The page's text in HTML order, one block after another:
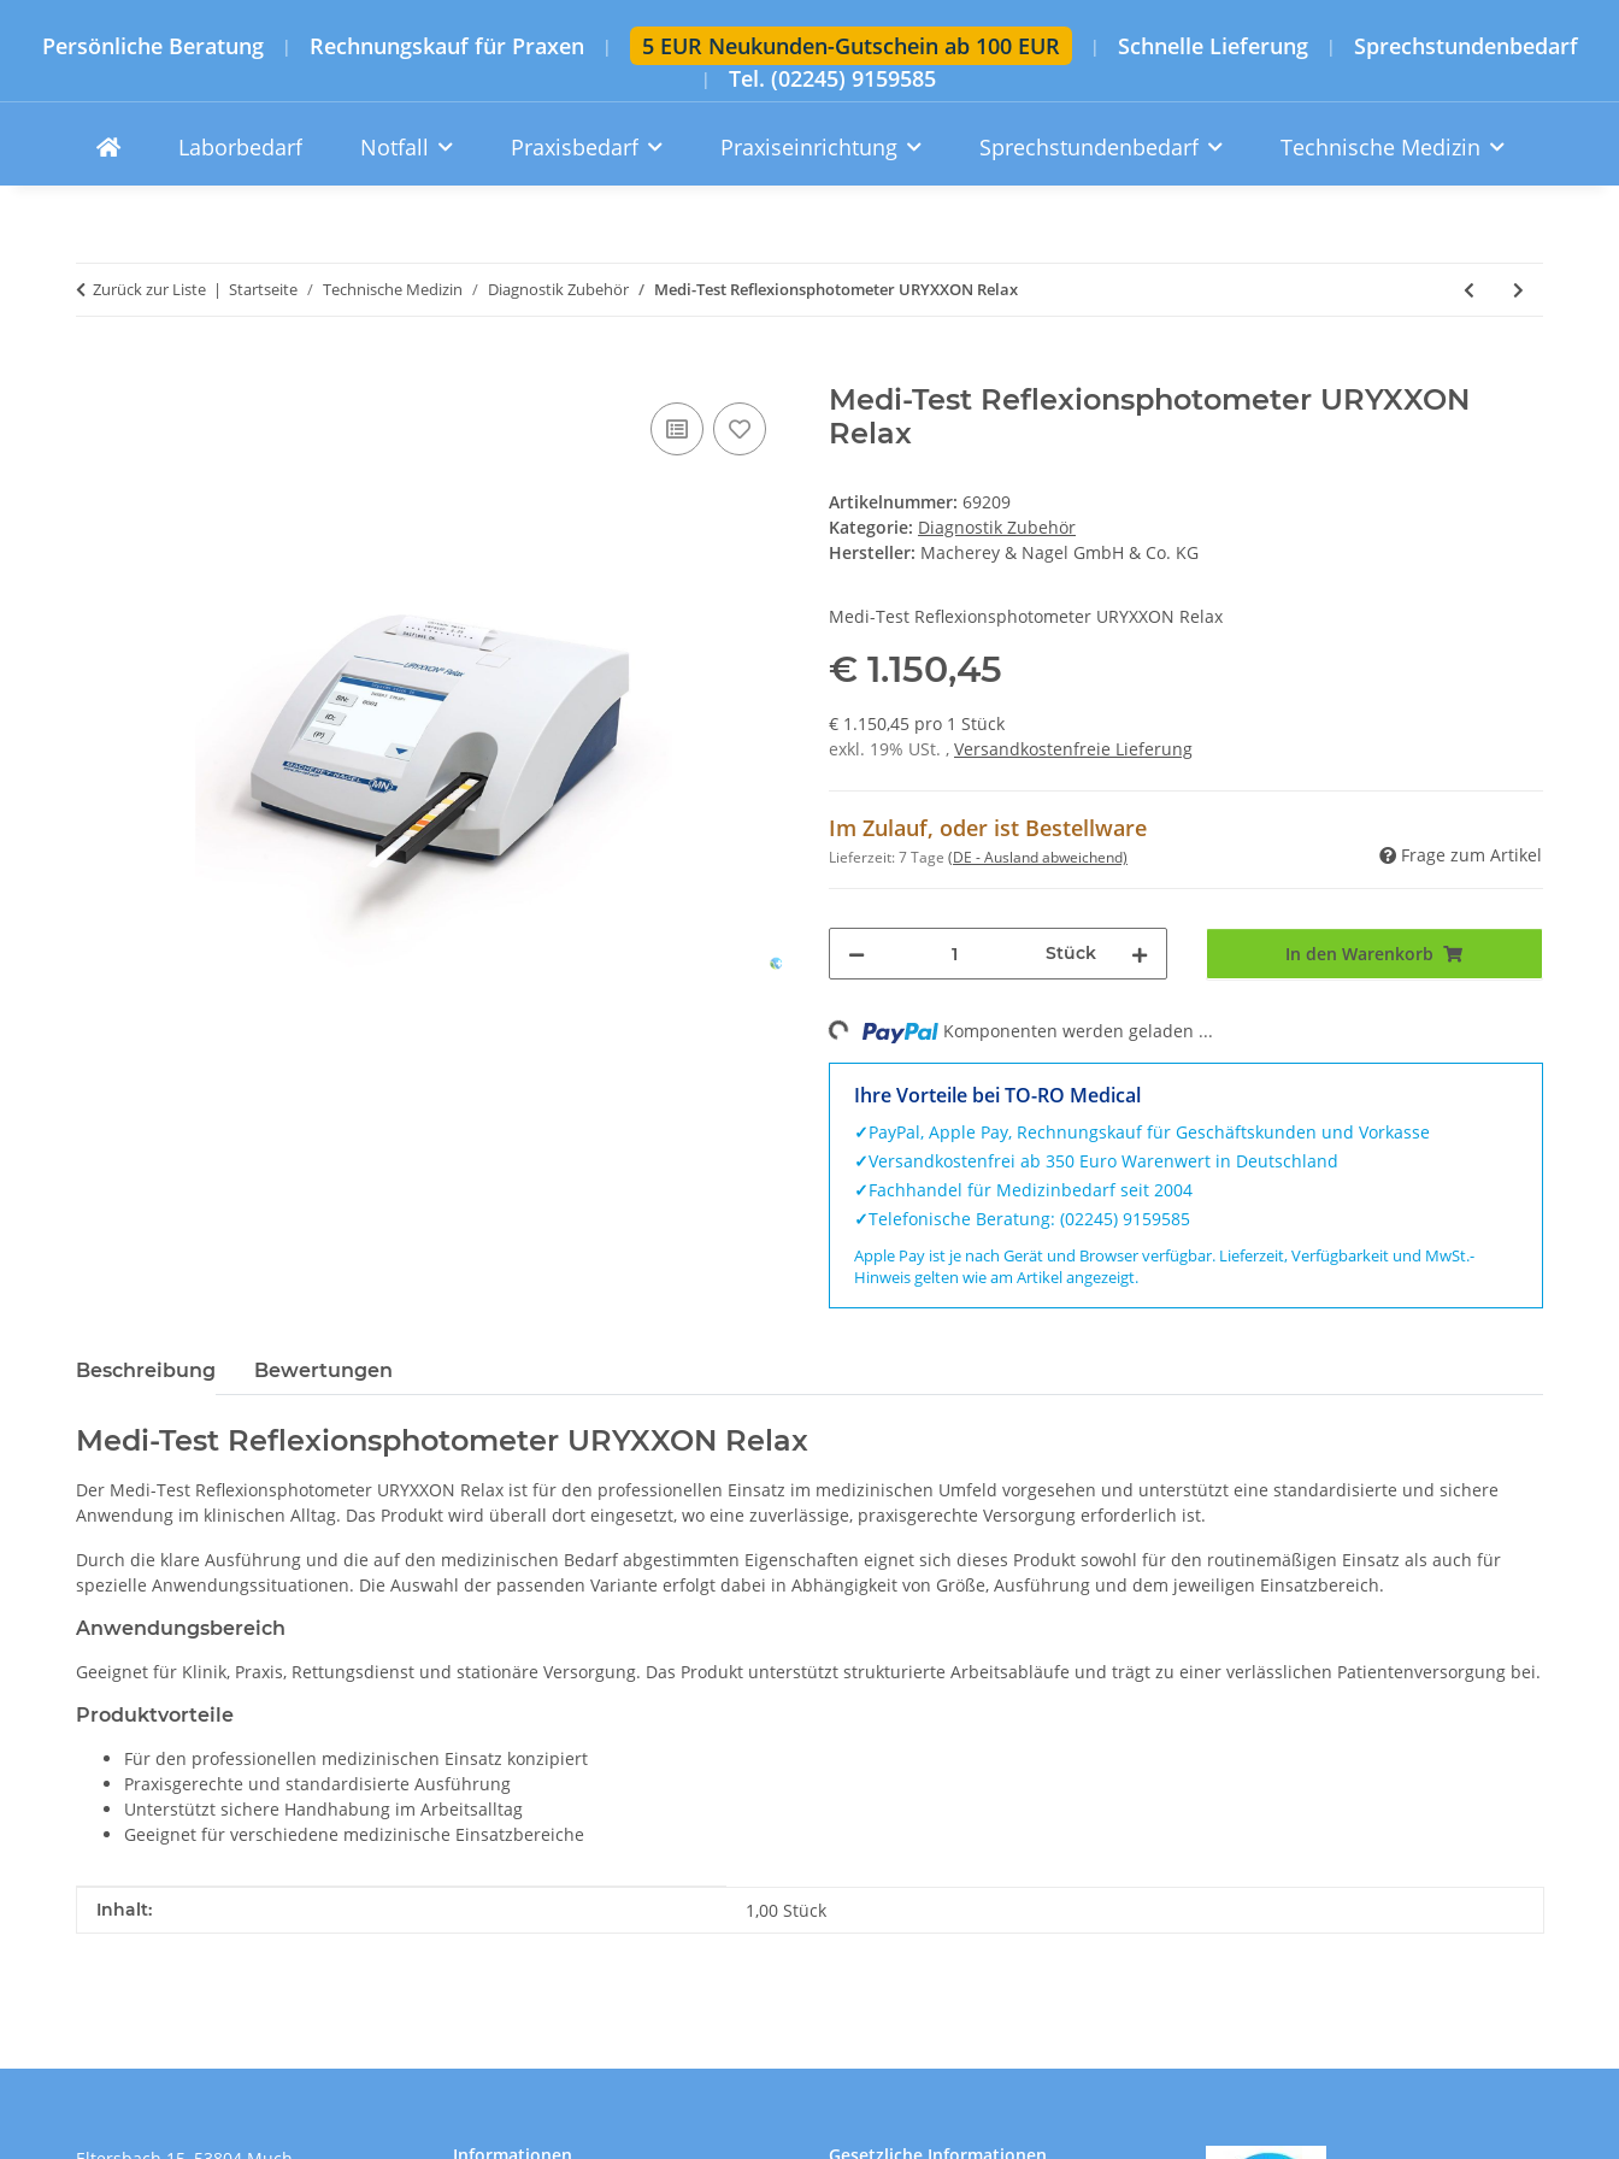
Persönliche Beratung | Rechnungskauf für Praxen | 5 EUR Neukunden-Gutschein ab 100 EUR | Schnelle Lieferung | Sprechstundenbedarf
| Tel. (02245) 9159585
Laborbedarf Notfall Praxisbedarf Praxiseinrichtung Sprechstundenbedarf Technische Medizin
Konto
Wunschzettel Warenkorb
Zurück zur Liste Startseite Technische Medizin Diagnostik Zubehör Medi-Test Reflexionsphotometer URYXXON Relax
Medi-Test Reflexionsphotometer URYXXON
Relax
Artikelnummer: 69209
Kategorie: Diagnostik Zubehör
Hersteller: Macherey & Nagel GmbH & Co. KG
Medi-Test Reflexionsphotometer URYXXON Relax
€ 1.150,45
€ 1.150,45 pro 1 Stück
exkl. 19% USt. , Versandkostenfreie Lieferung
Im Zulauf, oder ist Bestellware
Lieferzeit:7 Tage (DE - Ausland abweichend) Frage zum Artikel
Stück In den Warenkorb
Loading... Komponenten werden geladen ...
Ihre Vorteile bei TO-RO Medical
✓PayPal, Apple Pay, Rechnungskauf für Geschäftskunden und Vorkasse
✓Versandkostenfrei ab 350 Euro Warenwert in Deutschland
✓Fachhandel für Medizinbedarf seit 2004
✓Telefonische Beratung: (02245) 9159585
Apple Pay ist je nach Gerät und Browser verfügbar. Lieferzeit, Verfügbarkeit und MwSt.-
Hinweis gelten wie am Artikel angezeigt.
Beschreibung Bewertungen
Medi-Test Reflexionsphotometer URYXXON Relax
Der Medi-Test Reflexionsphotometer URYXXON Relax ist für den professionellen Einsatz im medizinischen Umfeld vorgesehen und unterstützt eine standardisierte und sichere
Anwendung im klinischen Alltag. Das Produkt wird überall dort eingesetzt, wo eine zuverlässige, praxisgerechte Versorgung erforderlich ist.
Durch die klare Ausführung und die auf den medizinischen Bedarf abgestimmten Eigenschaften eignet sich dieses Produkt sowohl für den routinemäßigen Einsatz als auch für
spezielle Anwendungssituationen. Die Auswahl der passenden Variante erfolgt dabei in Abhängigkeit von Größe, Ausführung und dem jeweiligen Einsatzbereich.
Anwendungsbereich
Geeignet für Klinik, Praxis, Rettungsdienst und stationäre Versorgung. Das Produkt unterstützt strukturierte Arbeitsabläufe und trägt zu einer verlässlichen Patientenversorgung bei.
Produktvorteile
Für den professionellen medizinischen Einsatz konzipiert
Praxisgerechte und standardisierte Ausführung
Unterstützt sichere Handhabung im Arbeitsalltag
Geeignet für verschiedene medizinische Einsatzbereiche
Produkteigenschaft
Wert
Inhalt: 1,00 Stück